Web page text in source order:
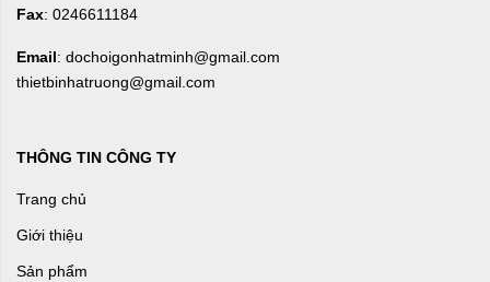
Fax: 0246611184
Email: dochoigonhatminh@gmail.com
thietbinhatruong@gmail.com
THÔNG TIN CÔNG TY
Trang chủ
Giới thiệu
Sản phẩm